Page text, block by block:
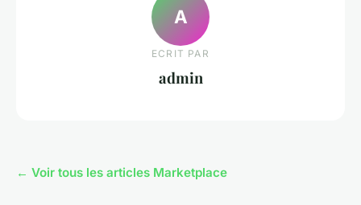
A
ECRIT PAR
admin
← Voir tous les articles Marketplace